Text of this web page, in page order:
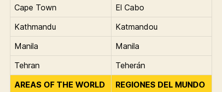
Cape Town
El Cabo
Kathmandu
Katmandou
Manila
Manila
Tehran
Teherán
AREAS OF THE WORLD
REGIONES DEL MUNDO